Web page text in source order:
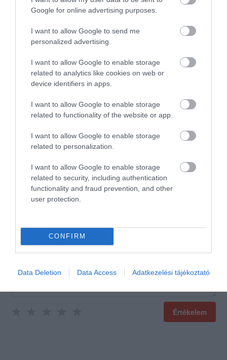
Google for online advertising purposes.
I want to allow Google to send me
personalized advertising.
I want to allow Google to enable storage
related to analytics like cookies on web or
device identifiers in apps.
I want to allow Google to enable storage
related to functionality of the website or app.
I want to allow Google to enable storage
related to personalization.
I want to allow Google to enable storage
related to security, including authentication
functionality and fraud prevention, and other
user protection.
CONFIRM
Data Deletion Data Access Adatkezelési tájékoztató
Összesen 3
3 0
2
1 0
2025. Augusztus 2.
Lassú kiszolgàlàs,elfogyott a
menüből a desszert mire
kihozhatàk volna.Finom volt
kívül jò volt.
Értékelem